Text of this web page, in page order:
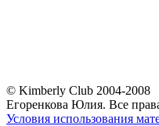
© Kimberly Club 2004-2008
Егоренкова Юлия. Все
Условия использования